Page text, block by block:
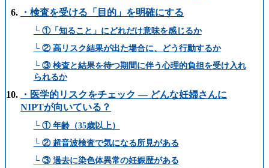
・検査を受ける「目的」を明確にする
└ ①「知ること」にどれだけ意味を感じるか
└ ② 高リスク結果が出た場合に、どう行動するか
└ ③ 検査と結果を待つ期間に伴う心理的負担を受け入れ
られるか
・医学的リスクをチェック ― どんな妊婦さんに
NIPTが向いている？
└ ① 年齢（35歳以上）
└ ② 超音波検査で気になる所見がある
└ ③ 過去に染色体異常の妊娠歴がある